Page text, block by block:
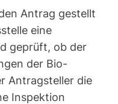
Antrag gestellt
eine
geprüft, ob der
der Bio-
Antragsteller die
Inspektion